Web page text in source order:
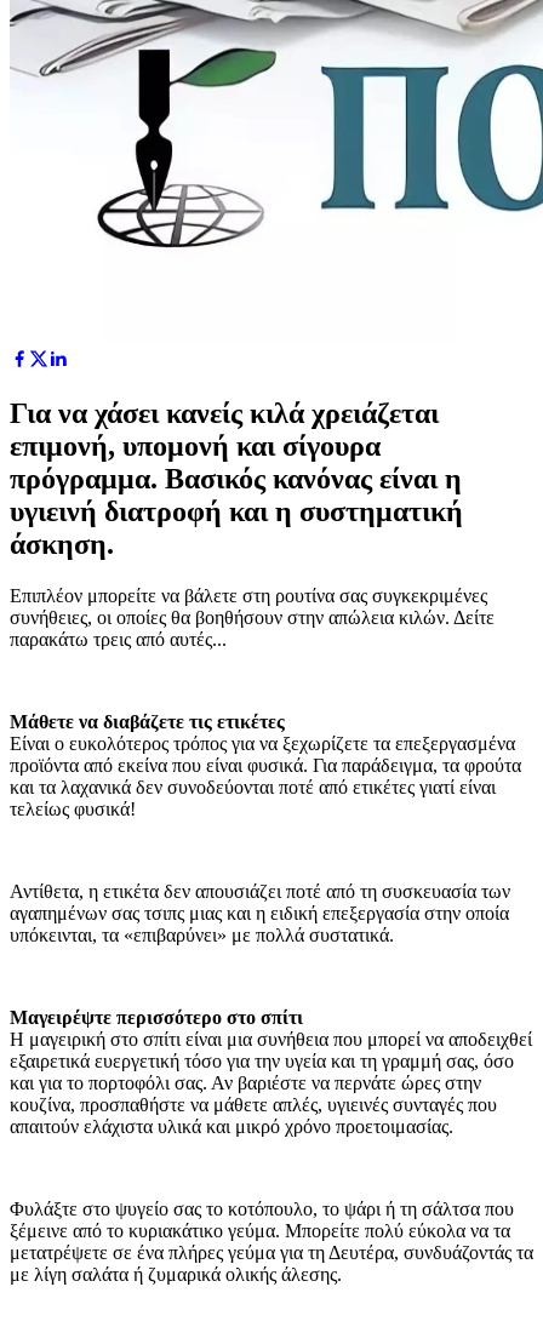
Για να χάσει κανείς κιλά χρειάζεται
επιμονή, υπομονή και σίγουρα
πρόγραμμα. Βασικός κανόνας είναι η
υγιεινή διατροφή και η συστηματική
άσκηση.
Επιπλέον μπορείτε να βάλετε στη ρουτίνα σας συγκεκριμένες
συνήθειες, οι οποίες θα βοηθήσουν στην απώλεια κιλών. Δείτε
παρακάτω τρεις από αυτές...
Μάθετε να διαβάζετε τις ετικέτες
Είναι ο ευκολότερος τρόπος για να ξεχωρίζετε τα επεξεργασμένα
προϊόντα από εκείνα που είναι φυσικά. Για παράδειγμα, τα φρούτα
και τα λαχανικά δεν συνοδεύονται ποτέ από ετικέτες γιατί είναι
τελείως φυσικά!
Αντίθετα, η ετικέτα δεν απουσιάζει ποτέ από τη συσκευασία των
αγαπημένων σας τσιπς μιας και η ειδική επεξεργασία στην οποία
υπόκεινται, τα «επιβαρύνει» με πολλά συστατικά.
Μαγειρέψτε περισσότερο στο σπίτι
Η μαγειρική στο σπίτι είναι μια συνήθεια που μπορεί να αποδειχθεί
εξαιρετικά ευεργετική τόσο για την υγεία και τη γραμμή σας, όσο
και για το πορτοφόλι σας. Αν βαριέστε να περνάτε ώρες στην
κουζίνα, προσπαθήστε να μάθετε απλές, υγιεινές συνταγές που
απαιτούν ελάχιστα υλικά και μικρό χρόνο προετοιμασίας.
Φυλάξτε στο ψυγείο σας το κοτόπουλο, το ψάρι ή τη σάλτσα που
ξέμεινε από το κυριακάτικο γεύμα. Μπορείτε πολύ εύκολα να τα
μετατρέψετε σε ένα πλήρες γεύμα για τη Δευτέρα, συνδυάζοντάς τα
με λίγη σαλάτα ή ζυμαρικά ολικής άλεσης.